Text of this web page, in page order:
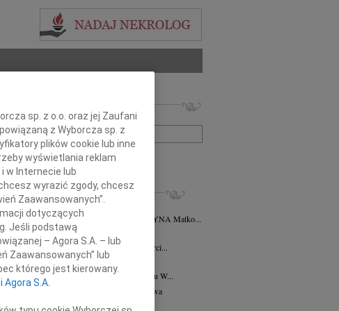
i nazwisko lub numer ogłoszenia:
+ szukanie zaawansowane
NEKROLOGI
Marianna Brożyna 30.05.2022
W 5 rocznicę odejścia MARIANNA BROŻYNA Matko...
Anna Chodorowska26.03.2016
30 marca 2016 roku minie 26. rocznica śmierci...
Leon Guz
10.12.2014
10 grudnia 1914 roku - 10 grudnia 2014 roku W...
Jadwiga Wanda Zanussi
Warszawa
W 10. rocznicę śmierci Jadwigi Wandy z...
sp. z o.o. oraz jej Zaufani
z Wyborcza sp. z
plików cookie lub inne
wyświetlania reklam
w Internecie lub
wyrazić zgody, chcesz
Zaawansowanych”.
dotyczących
Jeśli podstawą
– Agora S.A. – lub
Zaawansowanych” lub
którego jest kierowany.
S.A.